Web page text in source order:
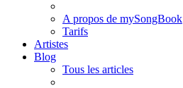
A propos de mySongBook
Tarifs
Artistes
Blog
Tous les articles